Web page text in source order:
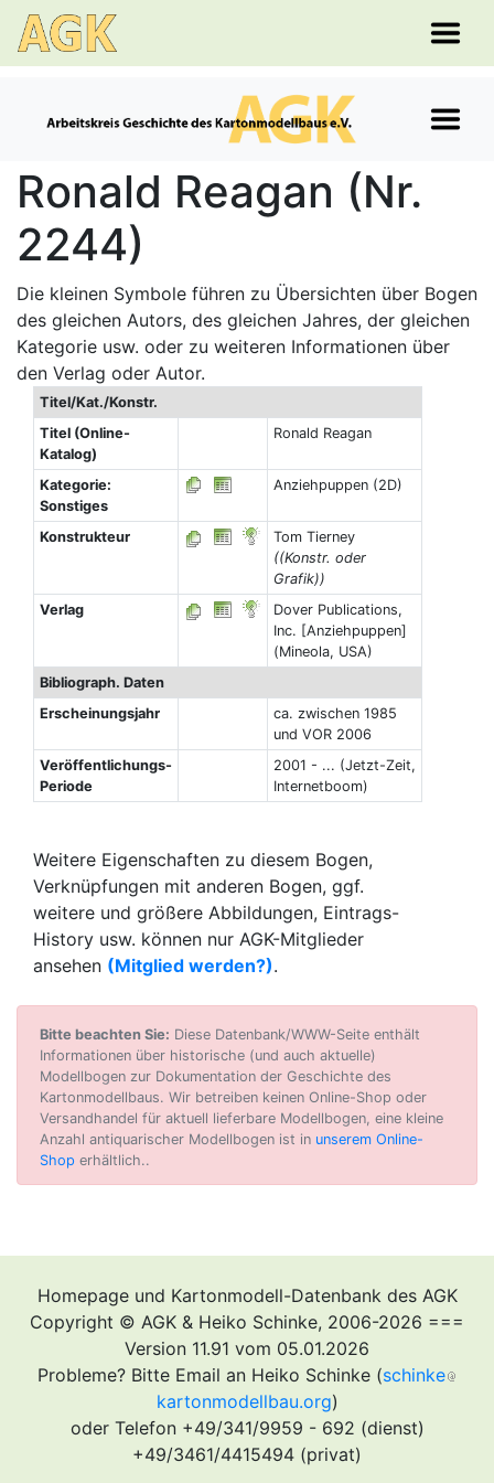
Ronald Reagan (Nr.
2244)
Die kleinen Symbole führen zu Übersichten über Bogen
des gleichen Autors, des gleichen Jahres, der gleichen
Kategorie usw. oder zu weiteren Informationen über
den Verlag oder Autor.
Titel/Kat./Konstr.
Titel (Online-
Katalog)
Ronald Reagan
Kategorie:
Sonstiges
Anziehpuppen (2D)
Konstrukteur
Tom Tierney
((Konstr. oder
Grafik))
Verlag
Dover Publications,
Inc. [Anziehpuppen]
(Mineola, USA)
Bibliograph. Daten
Erscheinungsjahr
ca. zwischen 1985
und VOR 2006
Veröffentlichungs-
Periode
2001 - ... (Jetzt-Zeit,
Internetboom)
Weitere Eigenschaften zu diesem Bogen,
Verknüpfungen mit anderen Bogen, ggf.
weitere und größere Abbildungen, Eintrags-
History usw. können nur AGK-Mitglieder
ansehen (Mitglied werden?).
Bitte beachten Sie: Diese Datenbank/WWW-Seite enthält
Informationen über historische (und auch aktuelle)
Modellbogen zur Dokumentation der Geschichte des
Kartonmodellbaus. Wir betreiben keinen Online-Shop oder
Versandhandel für aktuell lieferbare Modellbogen, eine kleine
Anzahl antiquarischer Modellbogen ist in unserem Online-
Shop erhältlich..
Homepage und Kartonmodell-Datenbank des AGK
Copyright © AGK & Heiko Schinke, 2006-2026 ===
Version 11.91 vom 05.01.2026
Probleme? Bitte Email an Heiko Schinke (schinke
kartonmodellbau.org)
oder Telefon +49/341/9959 - 692 (dienst)
+49/3461/4415494 (privat)